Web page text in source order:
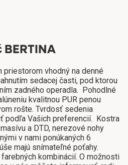
priestorom vhodný na denné
sedacej časti, pod ktorou
zadného operadla. Pohodlné
kvalitnou PUR penou
rošte. Tvrdosť sedenia
podľa Vašich preferencií. Kostra
a DTD, nerezové nohy
v nami ponúkaných 6
majú snímateľné poťahy.
kombinácií. O možnosti